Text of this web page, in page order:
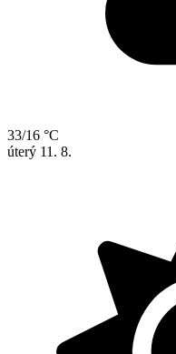
33/16 °C
úterý 11. 8.